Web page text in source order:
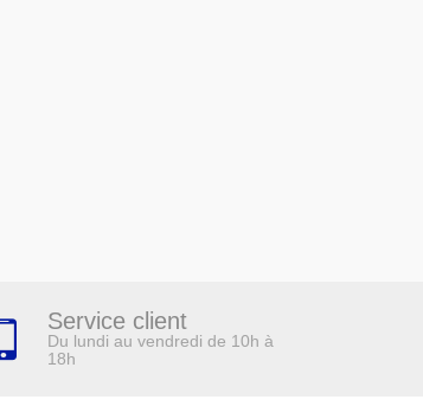
Service client
Du lundi au vendredi de 10h à
18h